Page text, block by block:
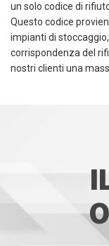
un solo codice di
Questo codice
impianti di
corrispondenza del
nostri clienti una